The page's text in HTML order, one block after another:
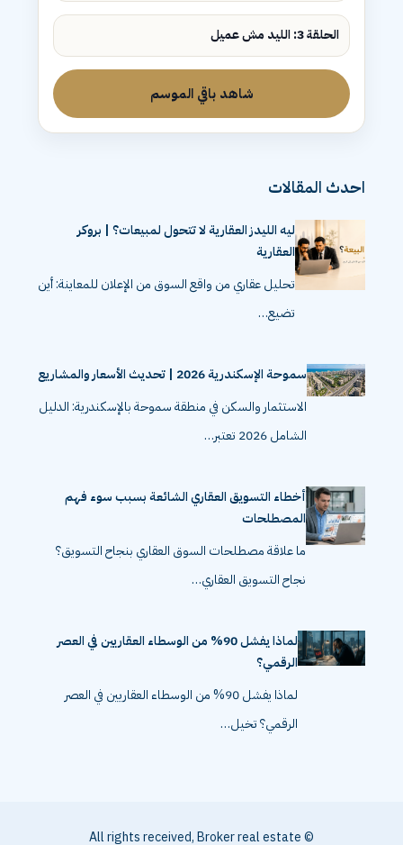
الحلقة 3: الليد مش عميل
شاهد باقي الموسم
احدث المقالات
ليه الليدز العقارية لا تتحول لمبيعات؟ | بروكر
العقارية
تحليل عقاري من واقع السوق من الإعلان للمعاينة: أين
تضيع…
سموحة الإسكندرية 2026 | تحديث الأسعار والمشاريع
الاستثمار والسكن في منطقة سموحة بالإسكندرية: الدليل
الشامل 2026 تعتبر…
أخطاء التسويق العقاري الشائعة بسبب سوء فهم
المصطلحات
ما علاقة مصطلحات السوق العقاري بنجاح التسويق؟
نجاح التسويق العقاري…
لماذا يفشل 90% من الوسطاء العقاريين في العصر
الرقمي؟
لماذا يفشل 90% من الوسطاء العقاريين في العصر
الرقمي؟ تخيل…
© All rights received, Broker real estate